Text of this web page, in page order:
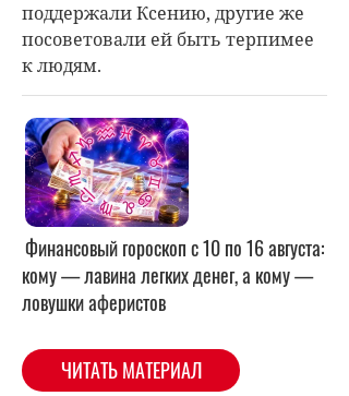
поддержали Ксению, другие же
посоветовали ей быть терпимее
к людям.